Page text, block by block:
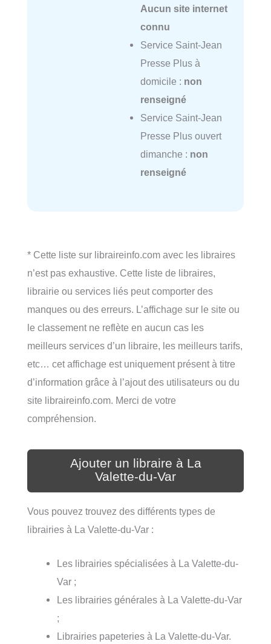
Aucun site internet
connu
Service Saint-Jean
Presse Plus à
domicile : non
renseigné
Service Saint-Jean
Presse Plus ouvert
dimanche : non
renseigné
* Cette liste sur libraireinfo.com avec les libraires
n’est pas exhaustive. Cette liste de libraires,
librairie ou services liés peut comporter des
manques ou des erreurs. L’affichage sur le site ou
le classement ne reflète en aucun cas les
meilleurs services d’un libraire, les meilleurs tarifs,
etc… cet affichage est uniquement présent à titre
d’information grâce à l’ajout des utilisateurs ou du
site libraireinfo.com. Merci de votre
compréhension.
Ajouter un libraire à La
Valette-du-Var
Vous pouvez trouvez des différents types de
librairies à La Valette-du-Var :
Les librairies spécialisées à La Valette-du-
Var ;
Les librairies générales à La Valette-du-Var
;
Librairies papeteries à La Valette-du-Var.